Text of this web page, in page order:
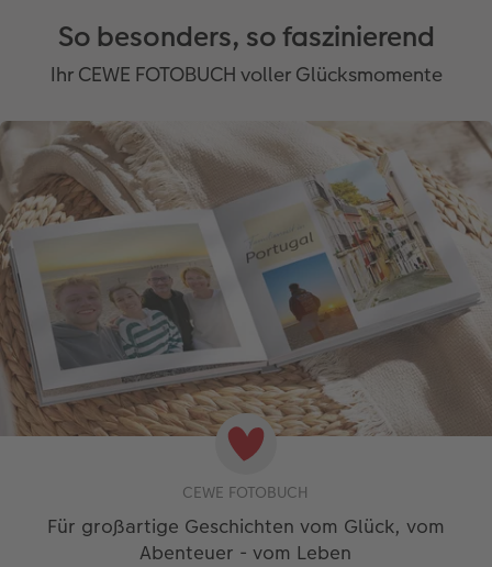
So besonders, so faszinierend
Ihr CEWE FOTOBUCH voller Glücksmomente
CEWE FOTOBUCH
Für großartige Geschichten vom Glück, vom
Abenteuer - vom Leben